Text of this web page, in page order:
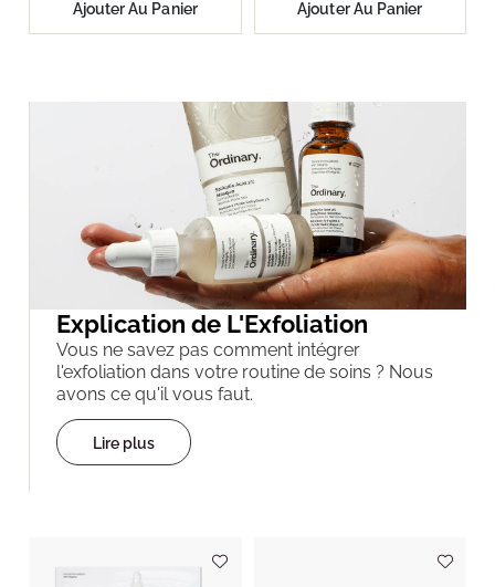
Ajouter Au Panier Ajouter Au Panier
Explication de L'Exfoliation
Vous ne savez pas comment intégrer
l'exfoliation dans votre routine de soins ? Nous
avons ce qu'il vous faut.
Lire plus